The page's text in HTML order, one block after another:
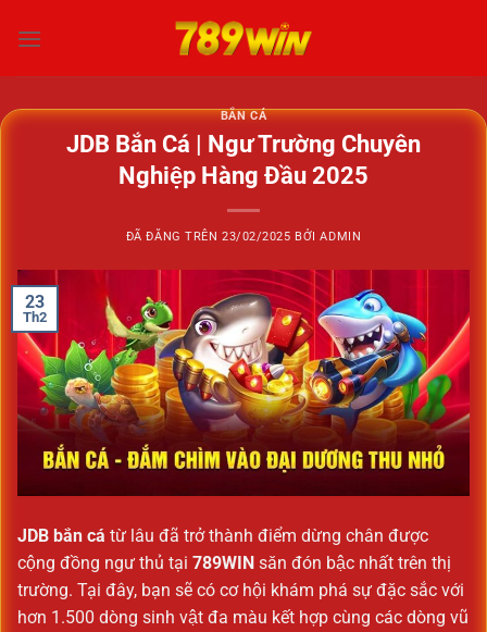
đến
BẮN CÁ
JDB Bắn Cá | Ngư Trường Chuyên
Nghiệp Hàng Đầu 2025
ĐÃ ĐĂNG TRÊN23/02/2025 BỞIADMIN
23
Th2
JDB bắn cá từ lâu đã trở thành điểm dừng chân được
cộng đồng ngư thủ tại 789WIN săn đón bậc nhất trên thị
trường. Tại đây, bạn sẽ có cơ hội khám phá sự đặc sắc với
hơn 1.500 dòng sinh vật đa màu kết hợp cùng các dòng vũ